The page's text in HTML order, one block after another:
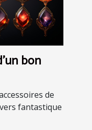
bon
de
fantastique